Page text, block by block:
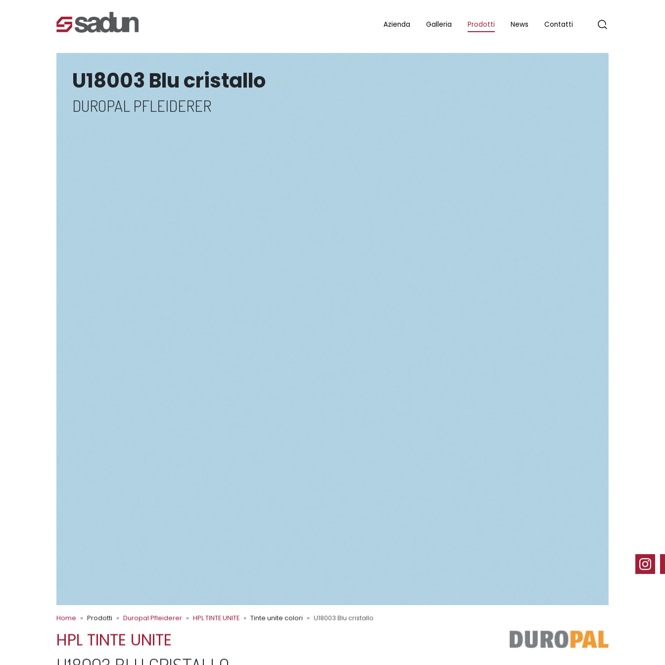
Azienda Galleria Prodotti News Contatti
U18003 Blu cristallo
DUROPAL PFLEIDERER
Home Prodotti Duropal Pfleiderer HPL TINTE UNITE Tinte unite colori U18003 Blu cristallo
HPL TINTE UNITE